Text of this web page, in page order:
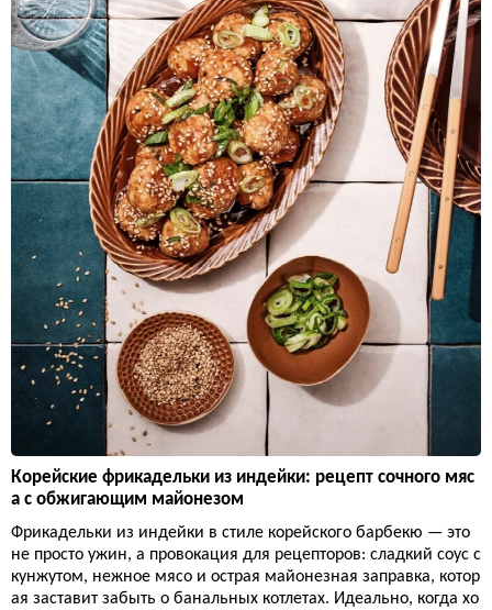
Корейские фрикадельки из индейки: рецепт сочного мяс
а с обжигающим майонезом
Фрикадельки из индейки в стиле корейского барбекю — это
не просто ужин, а провокация для рецепторов: сладкий соус с
кунжутом, нежное мясо и острая майонезная заправка, котор
ая заставит забыть о банальных котлетах. Идеально, когда хо